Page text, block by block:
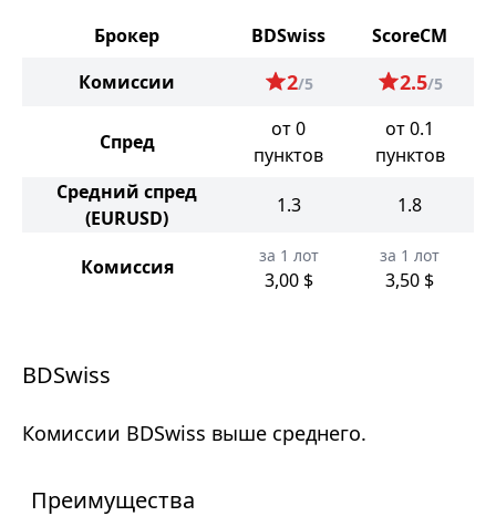
Брокер BDSwiss
ScoreCM
Комиссии
2/5 2.5/5
Спред
от 0
пунктов
от 0.1
пунктов
Средний спред
(EURUSD)
1.3 1.8
Комиссия за 1 лот
3,00 $
за 1 лот
3,50 $
BDSwiss
Комиссии BDSwiss выше среднего.
Преимущества